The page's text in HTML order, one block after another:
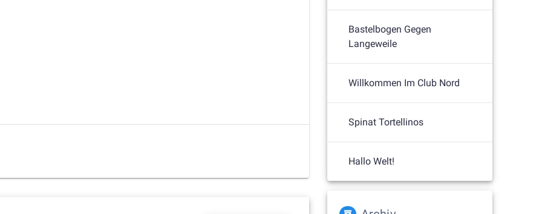
Bastelbogen Gegen
Langeweile
Willkommen Im Club Nord
Spinat Tortellinos
Hallo Welt!